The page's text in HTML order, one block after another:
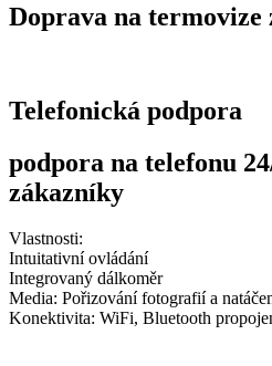
Doprava na termovize
Telefonická podpora
podpora na telefonu
zákazníky
Vlastnosti:
Intuitativní ovládání
Integrovaný dálkoměr
Media: Pořizování fotografií a
Konektivita: WiFi, Bluetooth